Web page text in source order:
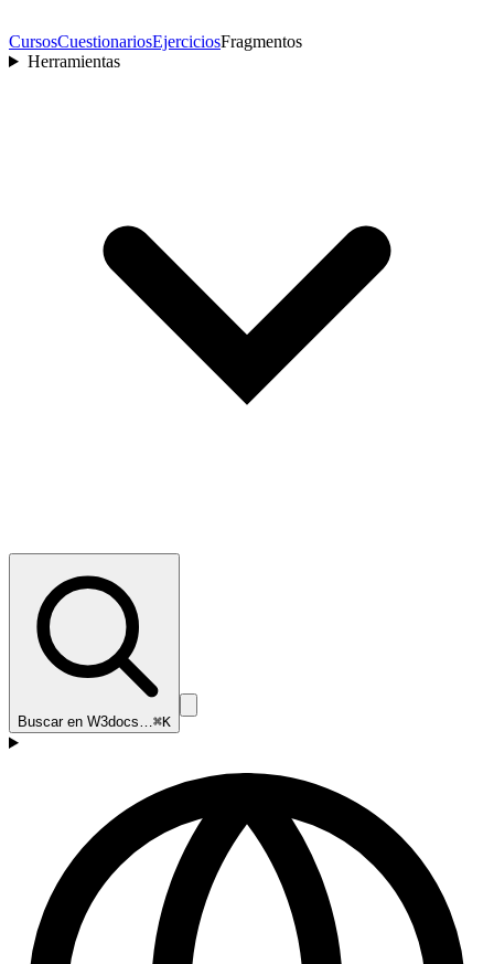
CursosCuestionariosEjerciciosFragmentos
Herramientas
Buscar en W3docs…⌘K